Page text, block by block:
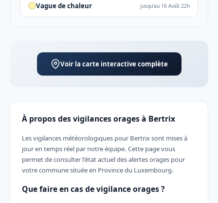
Vague de chaleur jusqu'au 16 Août 22h
Voir la carte interactive complète
À propos des vigilances orages à Bertrix
Les vigilances météorologiques pour Bertrix sont mises à
jour en temps réel par notre équipe. Cette page vous
permet de consulter l'état actuel des alertes orages pour
votre commune située en Province du Luxembourg.
Que faire en cas de vigilance orages ?